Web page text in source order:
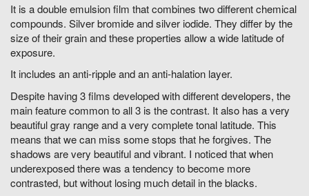
It is a double emulsion film that combines two different chemical
compounds. Silver bromide and silver iodide. They differ by the
size of their grain and these properties allow a wide latitude of
exposure.
It includes an anti-ripple and an anti-halation layer.
Despite having 3 films developed with different developers, the
main feature common to all 3 is the contrast. It also has a very
beautiful gray range and a very complete tonal latitude. This
means that we can miss some stops that he forgives. The
shadows are very beautiful and vibrant. I noticed that when
underexposed there was a tendency to become more
contrasted, but without losing much detail in the blacks.